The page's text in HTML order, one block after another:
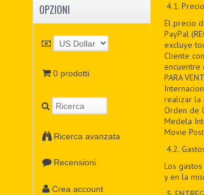
4.1. Precio
El precio
PayPal
excluye
Cliente
encuentre
PARA
realizar la
Orden de
Medela
Movie
4.2.
Los
y en la
OPZIONI
0 prodotti
Ricerca avanzata
Recensioni
Crea account